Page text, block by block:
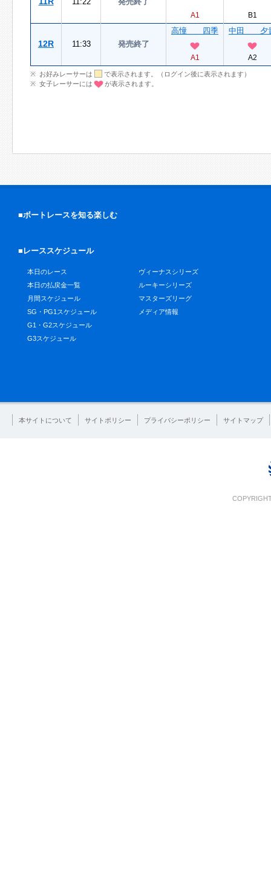
A1 B1
12R 11:33 発売終了
高憧 四季
A1
中田 夕
A2
お好みレーサーは
で表示されます。（ログイン後に表示されます）
女子レーサーには
が表示されます。
■ボートレースを知る楽しむ
■レーススケジュール
本日のレース
本日の払戻金一覧
月間スケジュール
SG・PG1スケジュール
G1・G2スケジュール
G3スケジュール
ヴィーナスシリーズ
ルーキーシリーズ
マスターズリーグ
メディア情報
本サイトについて サイトポリシー プライバシーポリシー サイトマップ